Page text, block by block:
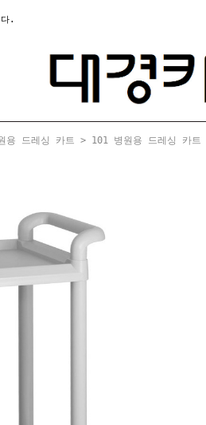
.
용 드레싱 카트 > 101 병원용 드레싱 카트